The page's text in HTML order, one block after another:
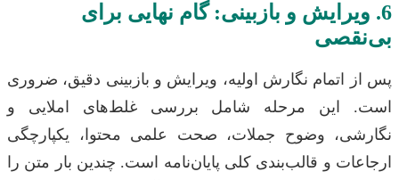
و بازبینی: گام نهایی برای
نگارش اولیه، ویرایش و بازبینی دقیق، ضروری
این مرحله شامل بررسی غلط‌های املایی و
وضوح جملات، صحت علمی محتوا، یکپارچگی
و قالب‌بندی کلی پایان‌نامه است. چندین بار متن را